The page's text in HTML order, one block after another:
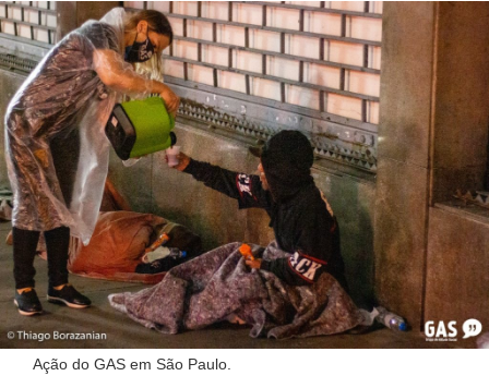
Ação do GAS em São Paulo.